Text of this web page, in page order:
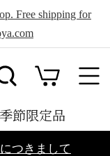
Free shipping for
季節限定品
つきまして